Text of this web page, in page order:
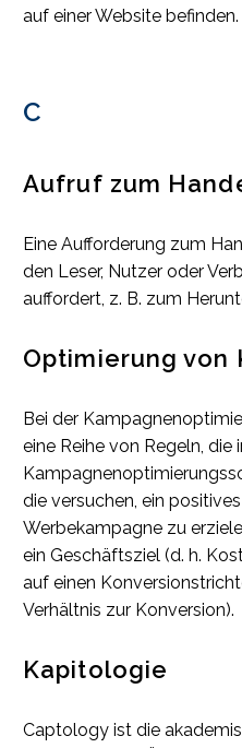
auf einer Website befinden.
C
Aufruf zum
Eine Aufforderung zum
den Leser, Nutzer oder
auffordert, z. B. zum
Optimierung von
Bei der
eine Reihe von Regeln, die
die versuchen, ein
Werbekampagne zu
ein Geschäftsziel (d. h.
auf einen
Verhältnis zur Konversion).
Kapitologie
Captology ist die